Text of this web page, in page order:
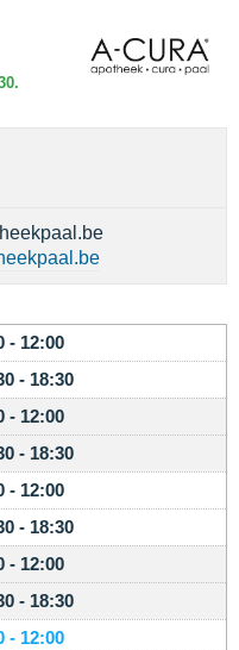
- 12:00
- 18:30
- 12:00
- 18:30
- 12:00
- 18:30
- 12:00
- 18:30
- 12:00